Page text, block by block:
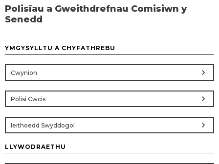
Polisïau a Gweithdrefnau Comisiwn y
Senedd
YMGYSYLLTU A CHYFATHREBU
Cwynion chevron_right
Polisi Cwcis chevron_right
Ieithoedd Swyddogol chevron_right
LLYWODRAETHU